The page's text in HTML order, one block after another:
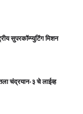
सुपरकॉम्प्युटिंग मिशन
चंद्रयान-३ चे लाईव्ह